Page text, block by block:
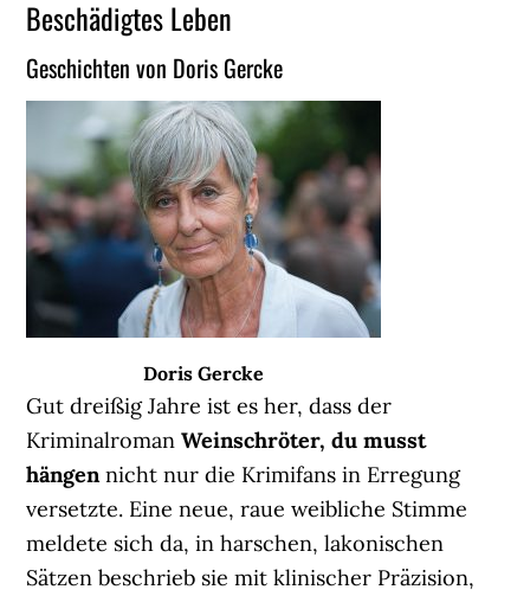
Beschädigtes Leben
Geschichten von Doris Gercke
Doris Gercke
Gut dreißig Jahre ist es her, dass der
Kriminalroman Weinschröter, du musst
hängennicht nur die Krimifans in Erregung
versetzte. Eine neue, raue weibliche Stimme
meldete sich da, in harschen, lakonischen
Sätzen beschrieb sie mit klinischer Präzision,